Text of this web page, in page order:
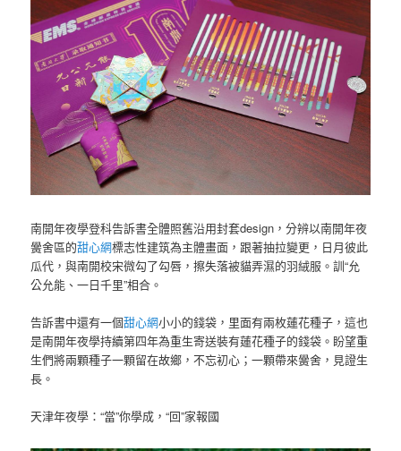
南開年夜學登科告訴書全體照舊沿用封套design，分辨以南開年夜
黌舍區的甜心網標志性建筑為主體畫面，跟著抽拉變更，日月彼此
瓜代，與南開校宋微勾了勾唇，擦失落被貓弄濕的羽絨服。訓“允
公允能、一日千里”相合。
告訴書中還有一個甜心網小小的錢袋，里面有兩枚蓮花種子，這也
是南開年夜學持續第四年為重生寄送裝有蓮花種子的錢袋。盼望重
生們將兩顆種子一顆留在故鄉，不忘初心；一顆帶來黌舍，見證生
長。
天津年夜學：“當”你學成，“回”家報國